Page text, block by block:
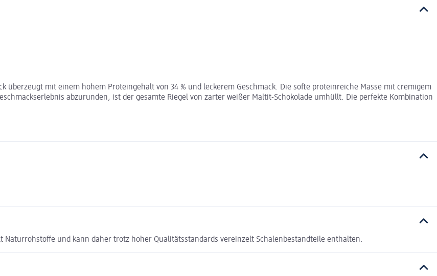
überzeugt mit einem hohem Proteingehalt von 34 % und leckerem Geschmack. Die softe proteinreiche Masse mit cremigem
abzurunden, ist der gesamte Riegel von zarter weißer Maltit-Schokolade umhüllt. Die perfekte Kombination
und kann daher trotz hoher Qualitätsstandards vereinzelt Schalenbestandteile enthalten.